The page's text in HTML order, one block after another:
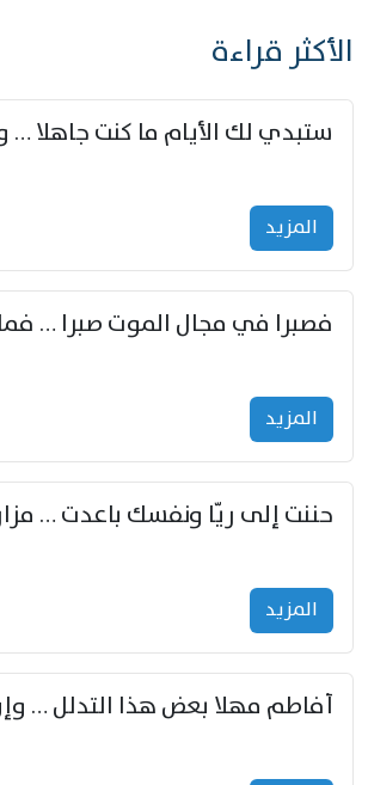
الأكثر قراءة
المزید
المزید
المزید